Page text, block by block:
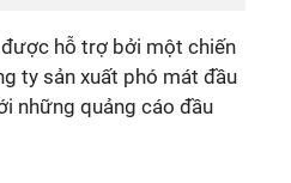
hỗ trợ bởi một chiến
ty sản xuất phó mát đầu
những quảng cáo đầu